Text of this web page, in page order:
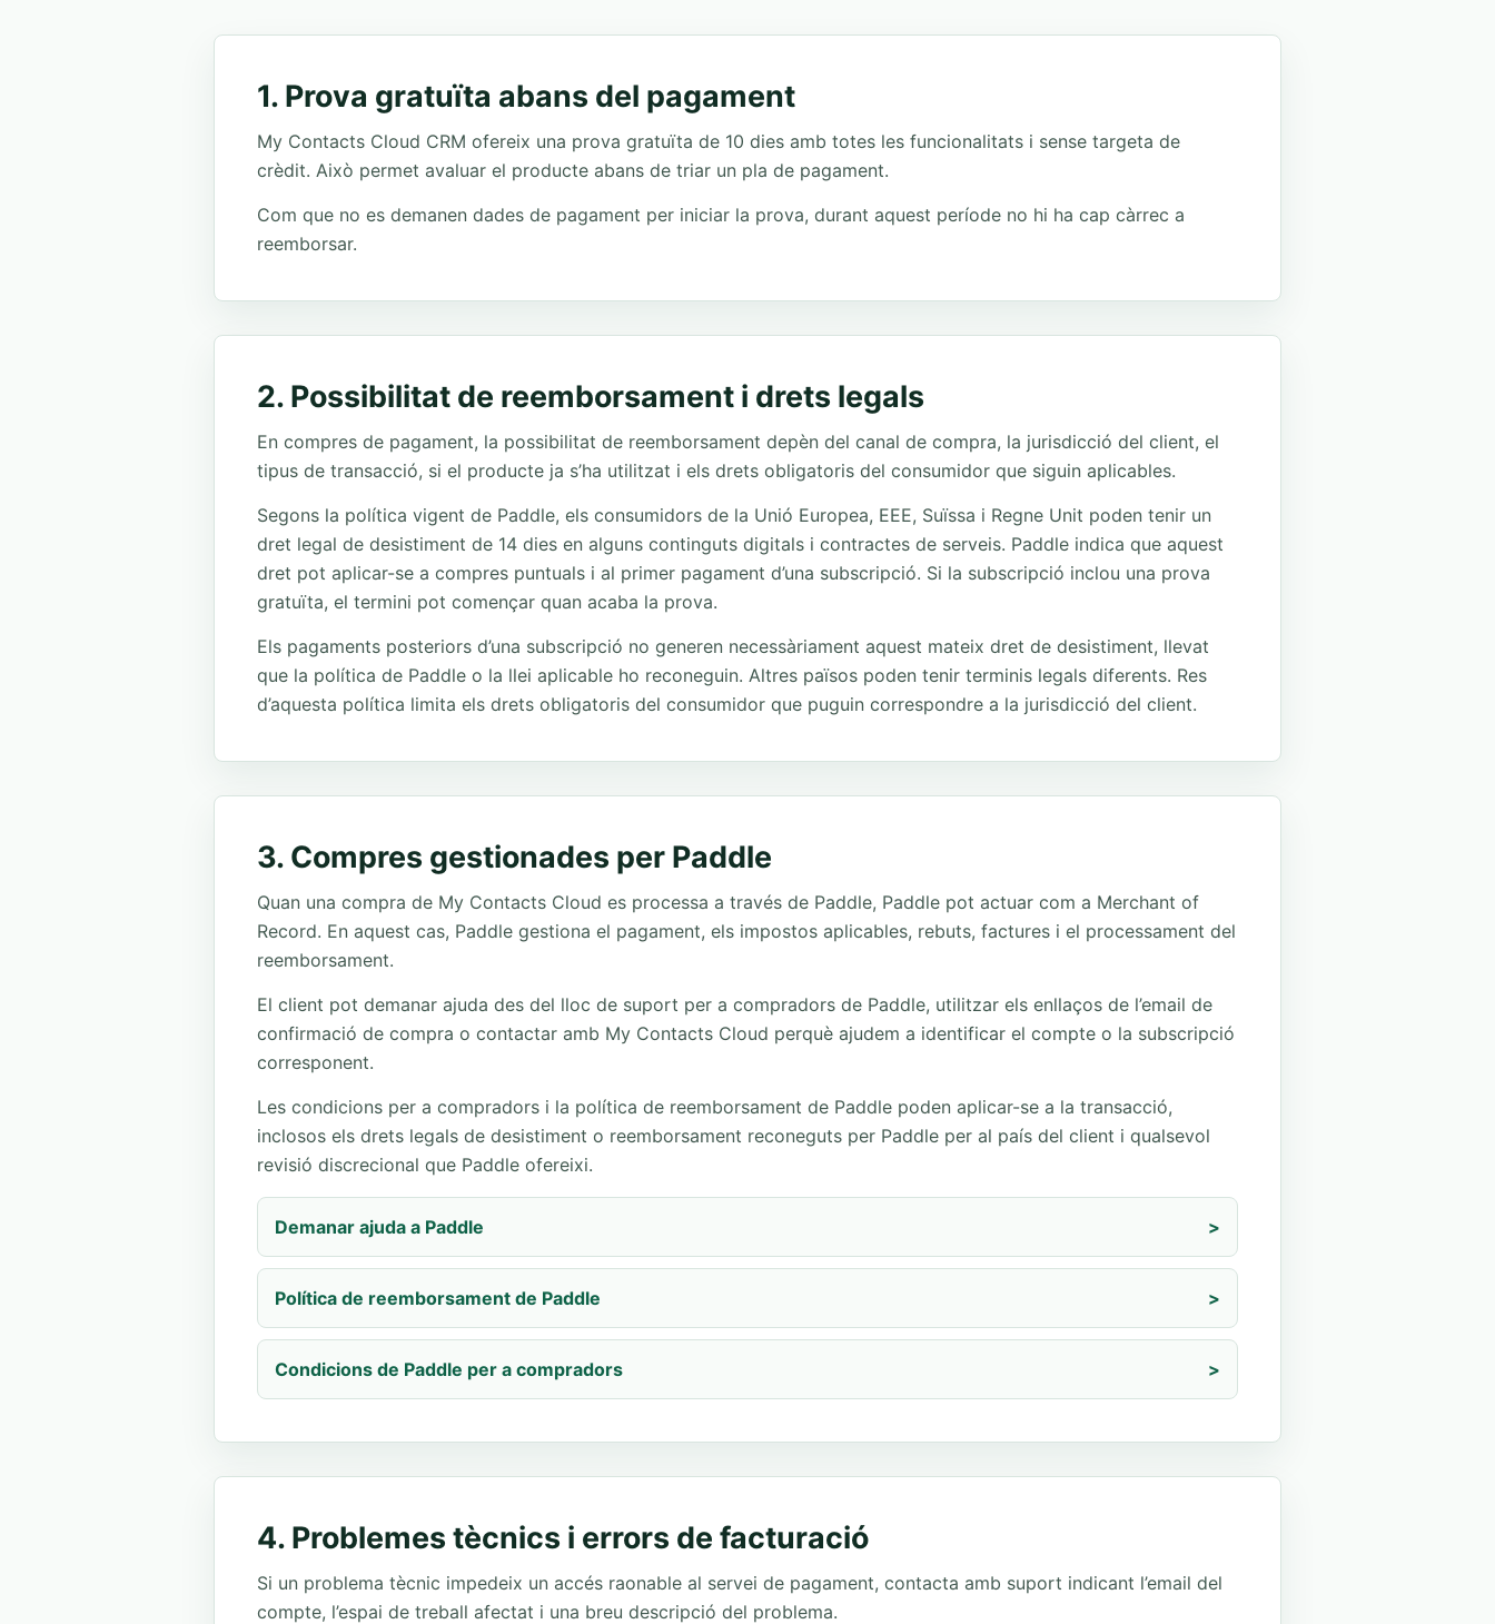
1. Prova gratuïta abans del pagament
My Contacts Cloud CRM ofereix una prova gratuïta de 10 dies amb totes les funcionalitats i sense targeta de
crèdit. Això permet avaluar el producte abans de triar un pla de pagament.
Com que no es demanen dades de pagament per iniciar la prova, durant aquest període no hi ha cap càrrec a
reemborsar.
2. Possibilitat de reemborsament i drets legals
En compres de pagament, la possibilitat de reemborsament depèn del canal de compra, la jurisdicció del client, el
tipus de transacció, si el producte ja s’ha utilitzat i els drets obligatoris del consumidor que siguin aplicables.
Segons la política vigent de Paddle, els consumidors de la Unió Europea, EEE, Suïssa i Regne Unit poden tenir un
dret legal de desistiment de 14 dies en alguns continguts digitals i contractes de serveis. Paddle indica que aquest
dret pot aplicar-se a compres puntuals i al primer pagament d’una subscripció. Si la subscripció inclou una prova
gratuïta, el termini pot començar quan acaba la prova.
Els pagaments posteriors d’una subscripció no generen necessàriament aquest mateix dret de desistiment, llevat
que la política de Paddle o la llei aplicable ho reconeguin. Altres països poden tenir terminis legals diferents. Res
d’aquesta política limita els drets obligatoris del consumidor que puguin correspondre a la jurisdicció del client.
3. Compres gestionades per Paddle
Quan una compra de My Contacts Cloud es processa a través de Paddle, Paddle pot actuar com a Merchant of
Record. En aquest cas, Paddle gestiona el pagament, els impostos aplicables, rebuts, factures i el processament del
reemborsament.
El client pot demanar ajuda des del lloc de suport per a compradors de Paddle, utilitzar els enllaços de l’email de
confirmació de compra o contactar amb My Contacts Cloud perquè ajudem a identificar el compte o la subscripció
corresponent.
Les condicions per a compradors i la política de reemborsament de Paddle poden aplicar-se a la transacció,
inclosos els drets legals de desistiment o reemborsament reconeguts per Paddle per al país del client i qualsevol
revisió discrecional que Paddle ofereixi.
Demanar ajuda a Paddle >
Política de reemborsament de Paddle >
Condicions de Paddle per a compradors >
4. Problemes tècnics i errors de facturació
Si un problema tècnic impedeix un accés raonable al servei de pagament, contacta amb suport indicant l’email del
compte, l’espai de treball afectat i una breu descripció del problema.